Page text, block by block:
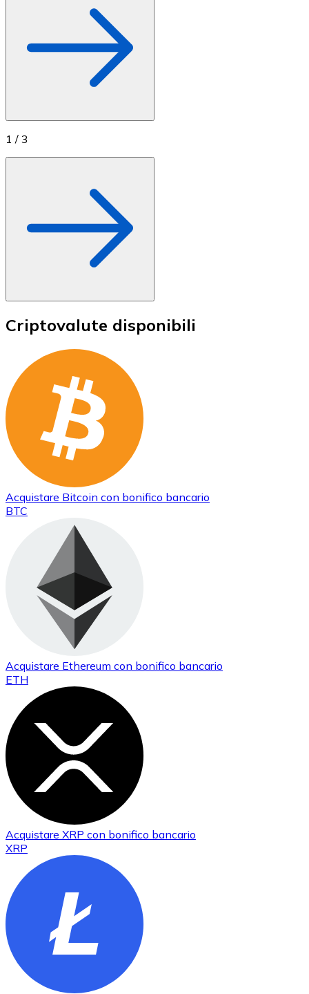
1 / 3
Criptovalute disponibili
Acquistare Bitcoin con bonifico bancario
BTC
Acquistare Ethereum con bonifico bancario
ETH
Acquistare XRP con bonifico bancario
XRP